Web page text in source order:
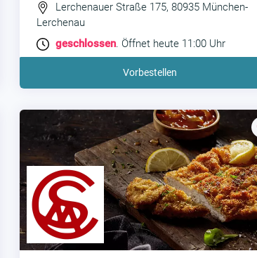
Lerchenauer Straße 175, 80935 München-
Lerchenau
geschlossen. Öffnet heute 11:00 Uhr
Vorbestellen